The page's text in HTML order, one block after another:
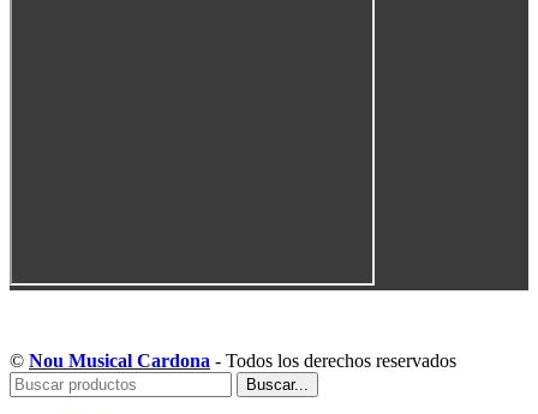
© Nou Musical Cardona - Todos los derechos reservados
Buscar...